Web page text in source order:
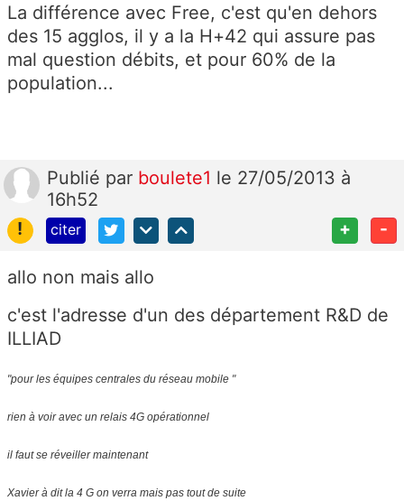
La différence avec Free, c'est qu'en dehors
des 15 agglos, il y a la H+42 qui assure pas
mal question débits, et pour 60% de la
population...
Publié par boulete1 le 27/05/2013 à
16h52
!
citer + -
allo non mais allo
c'est l'adresse d'un des département R&D de
ILLIAD
"pour les équipes centrales du réseau mobile "
rien à voir avec un relais 4G opérationnel
il faut se réveiller maintenant
Xavier à dit la 4 G on verra mais pas tout de suite